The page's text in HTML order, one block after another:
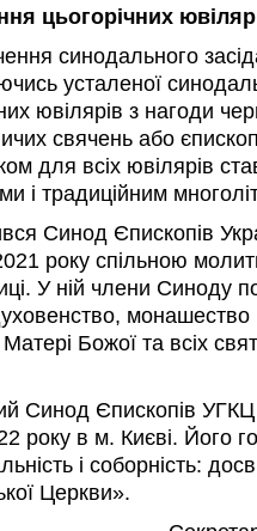
цьогорічних
синодального
усталеної
ювілярів з нагоди
свячень або
для всіх ювілярів
і традиційним
Синод Єпископів
року спільною
У ній члени Синоду
монашество
Матері Божої та всіх
Синод Єпископів
року в м. Києві. Його
і соборність:
Церкви».